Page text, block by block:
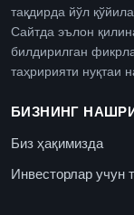
тақдирда йўл
Сайтда эълон
билдирилган
таҳририяти нуқтаи
БИЗНИНГ
Биз ҳақимизда
Инвесторлар учун